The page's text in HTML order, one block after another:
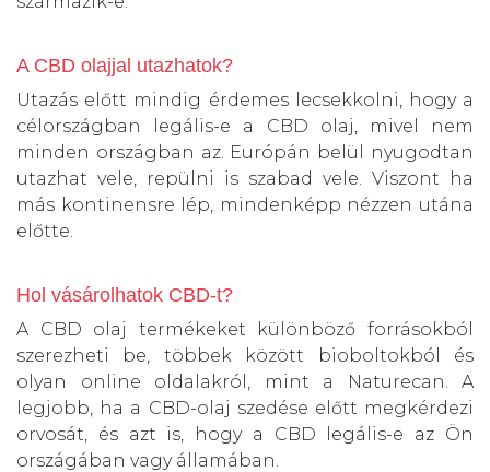
A CBD olajjal utazhatok?
Utazás előtt mindig érdemes lecsekkolni, hogy a
célországban legális-e a CBD olaj, mivel nem
minden országban az. Európán belül nyugodtan
utazhat vele, repülni is szabad vele. Viszont ha
más kontinensre lép, mindenképp nézzen utána
előtte.
Hol vásárolhatok CBD-t?
A CBD olaj termékeket különböző forrásokból
szerezheti be, többek között bioboltokból és
olyan online oldalakról, mint a Naturecan. A
legjobb, ha a CBD-olaj szedése előtt megkérdezi
orvosát, és azt is, hogy a CBD legális-e az Ön
országában vagy államában.